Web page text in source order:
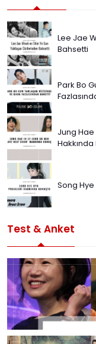
Lee Jae
Bahsetti
Park Bo
Jung Hae
Song
Test & Anket